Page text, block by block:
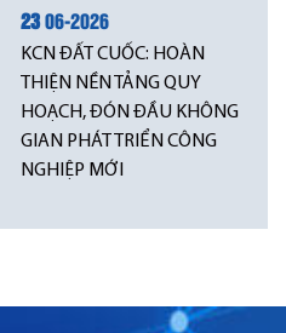
2306-2026
KCN ĐẤT CUỐC: HOÀN
THIỆN NỀN TẢNG QUY
HOẠCH, ĐÓN ĐẦU KHÔNG
GIAN PHÁT TRIỂN CÔNG
NGHIỆP MỚI